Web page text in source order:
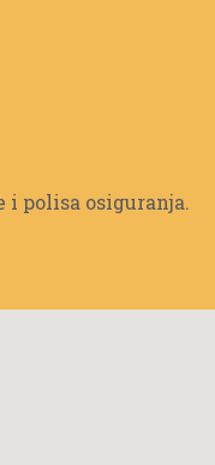
i polisa osiguranja.